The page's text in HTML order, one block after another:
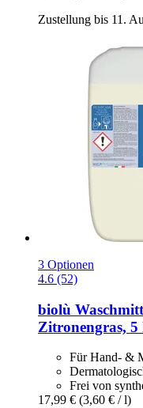
Zustellung bis 11.
3 Optionen
4.6 (52)
biolù
Zitronengras, 5
Für Hand- &
Frei von
17,99 € (3,60 € / l)